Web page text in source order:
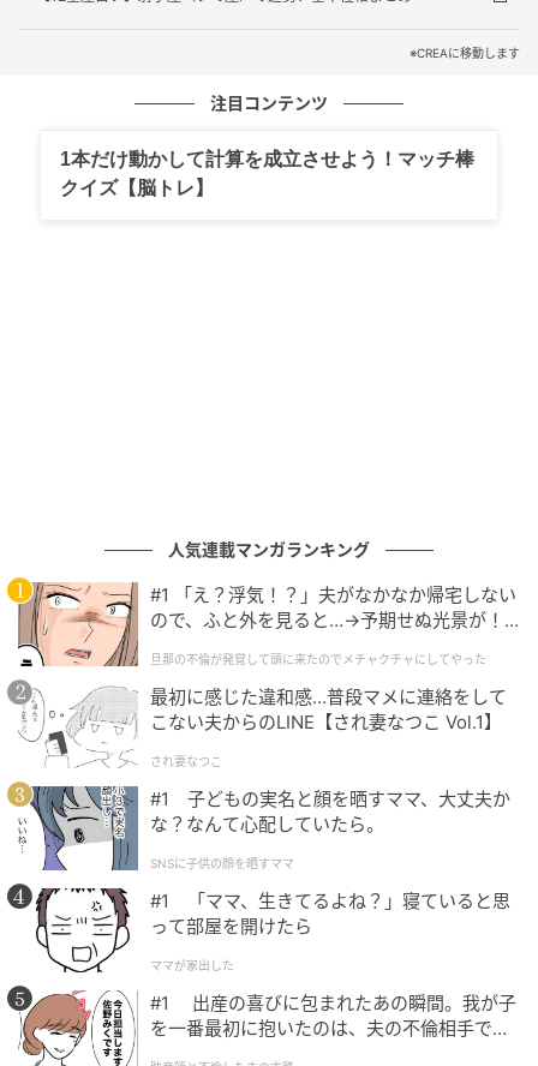
★ラッキーデー
★ラッキーアクション
大切な人とは本音でまっすぐ向き合う
明るく前向きで、なにごとにも果敢にチャレンジする
射手座さん。楽しみながら自らの道を切り開くことが
できるので、周りからの好感度が高く、男女問わず幅
広い交流関係を築きます。
仕事においても自分が決めた目標に向かって全力で努
力することを惜しまないため、昇進を強く願えば叶い
やすく、独立や起業にも向いています。
射手座の名の通り、放たれた矢の先で自在に生きてい
くタイプですので、レールの上を決められたように進
むことは苦手。安定より、刺激的で自由なライフスタ
イルを好みます。
恋においても自由奔放。パートナー選びも、既存の常
識にとらわれません。その価値観を共有できる相手が
ベストなので、基本的には、同年代より、年上の包容
※CREAに移動します
注目コンテンツ
1本だけ動かして計算を成立させよう！マッチ棒
クイズ【脳トレ】
人気連載マンガランキング
#1 「え？浮気！？」夫がなかなか帰宅しない
ので、ふと外を見ると…→予期せぬ光景が！
クチャにしてやった
旦那の不倫が発覚して頭に来たのでメチャクチャにしてやった
最初に感じた違和感…普段マメに連絡をして
こない夫からのLINE【され妻なつこ Vol.1】
され妻なつこ
#1 子どもの実名と顔を晒すママ、大丈夫か
な？なんて心配していたら。
SNSに子供の顔を晒すママ
#1 「ママ、生きてるよね？」寝ていると思
って部屋を開けたら
ママが家出した
#1 出産の喜びに包まれたあの瞬間。我が子
を一番最初に抱いたのは、夫の不倫相手でし